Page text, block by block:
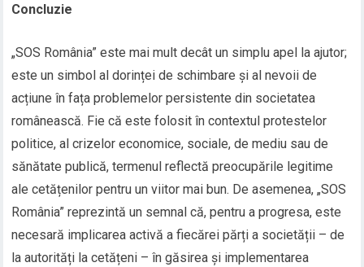
Concluzie
„SOS România” este mai mult decât un simplu apel la ajutor;
este un simbol al dorinței de schimbare și al nevoii de
acțiune în fața problemelor persistente din societatea
românească. Fie că este folosit în contextul protestelor
politice, al crizelor economice, sociale, de mediu sau de
sănătate publică, termenul reflectă preocupările legitime
ale cetățenilor pentru un viitor mai bun. De asemenea, „SOS
România” reprezintă un semnal că, pentru a progresa, este
necesară implicarea activă a fiecărei părți a societății – de
la autorități la cetățeni – în găsirea și implementarea